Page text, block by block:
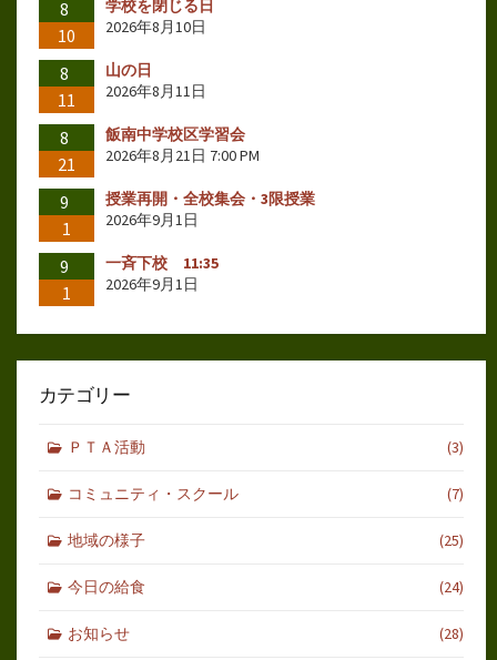
8
10
学校を閉じる日
2026年8月10日
8
11
山の日
2026年8月11日
8
21
飯南中学校区学習会
2026年8月21日 7:00 PM
9
1
授業再開・全校集会・3限授業
2026年9月1日
9
1
一斉下校 11:35
2026年9月1日
カテゴリー
ＰＴＡ活動 (3)
コミュニティ・スクール (7)
地域の様子 (25)
今日の給食 (24)
お知らせ (28)